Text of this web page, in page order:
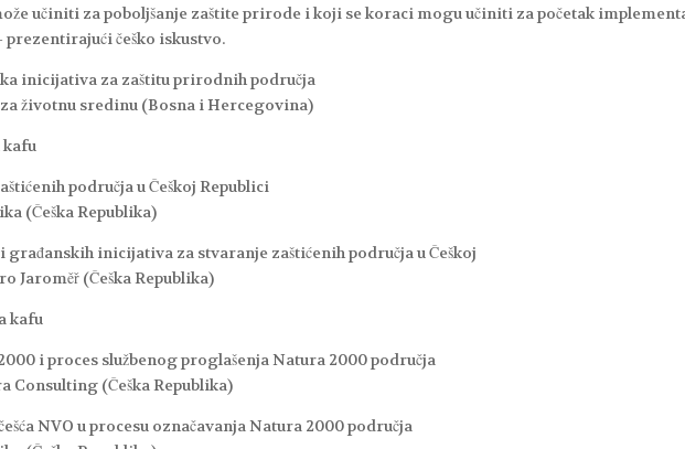
učiniti za poboljšanje zaštite prirode i koji se koraci mogu učiniti za početak
prezentirajući češko iskustvo.
inicijativa za zaštitu prirodnih područja
životnu sredinu (Bosna i Hercegovina)
kafu
područja u Češkoj Republici
(Češka Republika)
građanskih inicijativa za stvaranje zaštićenih područja u Češkoj
Jaroměř (Češka Republika)
kafu
i proces službenog proglašenja Natura 2000 područja
Consulting (Češka Republika)
NVO u procesu označavanja Natura 2000 područja